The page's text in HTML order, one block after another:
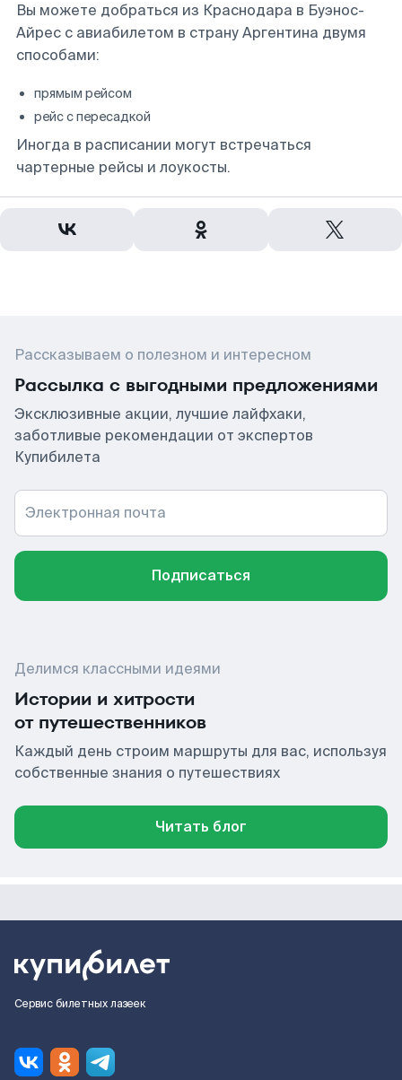
Вы можете добраться из Краснодара в Буэнос-
Айрес с авиабилетом в страну Аргентина двумя
способами:
прямым рейсом
рейс с пересадкой
Иногда в расписании могут встречаться
чартерные рейсы и лоукосты.
Рассказываем о полезном и интересном
Рассылка с выгодными предложениями
Эксклюзивные акции, лучшие лайфхаки,
заботливые рекомендации от экспертов
Купибилета
Электронная почта
Подписаться
Делимся классными идеями
Истории и хитрости
от путешественников
Каждый день строим маршруты для вас, используя
собственные знания о путешествиях
Читать блог
Сервис билетных лазеек